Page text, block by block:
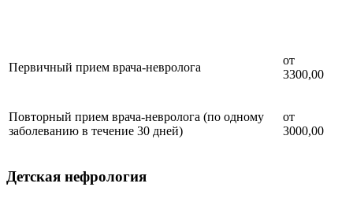
Первичный прием врача-невролога
от
3300,00
Повторный прием врача-невролога (по одному
заболеванию в течение 30 дней)
от
3000,00
Детская нефрология